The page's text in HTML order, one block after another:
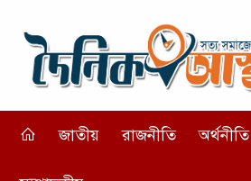
জাতীয় রাজনীতি অর্থনীতি